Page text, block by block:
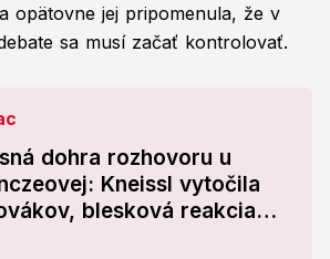
opätovne jej pripomenula, že v
sa musí začať kontrolovať.
dohra rozhovoru u
Kneissl vytočila
blesková reakcia